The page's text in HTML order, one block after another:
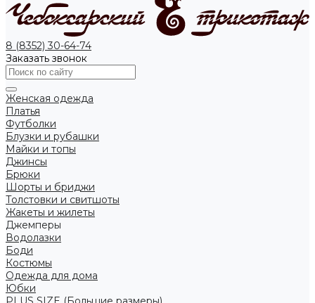
8 (8352) 30-64-74
Заказать звонок
Женская одежда
Платья
Футболки
Блузки и рубашки
Майки и топы
Джинсы
Брюки
Шорты и бриджи
Толстовки и свитшоты
Жакеты и жилеты
Джемперы
Водолазки
Боди
Костюмы
Одежда для дома
Юбки